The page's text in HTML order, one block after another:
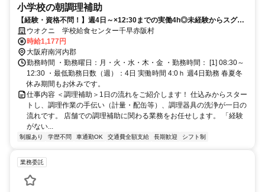
小学校の朝調理補助
【経験・資格不問！】週4日～×12:30までの実働4h◎未経験からスグに
始められる！車･バイク通勤ＯＫ
ウオクニ 学校給食センター千早赤阪村
時給1,177円
大阪府南河内郡
勤務時間 ・勤務曜日：月・火・水・木・金 ・勤務時間： [1] 08:30～
12:30 ・最低勤務日数（週）：4日 実働時間 4:0ｈ 週4日勤務 春夏冬
休み期間もお休みです。
仕事内容 ＜調理補助＞1日の流れをご紹介します！ 仕込みからスター
トし、調理作業の手伝い（計量・配缶等）、調理器具の洗浄が一日の
流れです。 店舗での調理補助に関わる業務をお任せします。 「経験
がない...
制服あり 学歴不問 車通勤OK 交通費全額支給 長期歓迎 シフト制
業務委託